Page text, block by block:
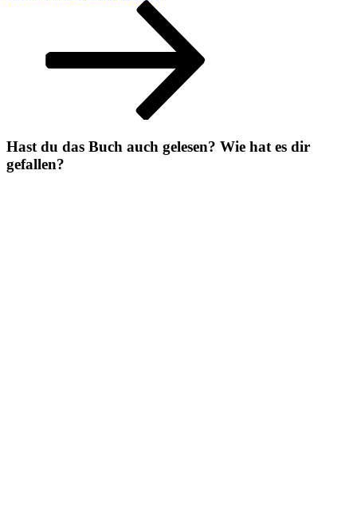
Hast du das Buch auch gelesen? Wie hat es dir
gefallen?